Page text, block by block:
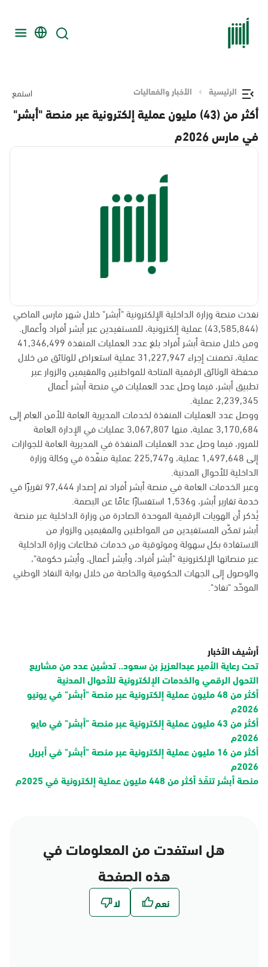
الرئيسية الأخبار والفعاليات استمع
أكثر من (43) مليون عملية إلكترونية عبر منصة "أبشر"
في مارس 2026م
نفذت منصة وزارة الداخلية الإلكترونية "أبشر" خلال شهر مارس الماضي
(43,585,844) عملية إلكترونية، للمستفيدين عبر أبشر أفراد وأعمال.
ومن خلال منصة أبشر أفراد بلغ عدد العمليات المنفذة 41,346,499
عملية، تضمنت إجراء 31,227,947 عملية استعراض للوثائق من خلال
محفظة الوثائق الرقمية المتاحة للمواطنين والمقيمين والزوار عبر
تطبيق أبشر، فيما وصل عدد العمليات في منصة أبشر أعمال
2,239,345 عملية.
ووصل عدد العمليات المنفذة لخدمات المديرية العامة للأمن العام إلى
3,170,684 عملية، منها 3,067,807 عمليات في الإدارة العامة
للمرور، فيما وصل عدد العمليات المنفذة في المديرية العامة للجوازات
إلى 1,497,648 عملية، و225,747 عملية منفّذة في وكالة وزارة
الداخلية للأحوال المدنية.
وعبر الخدمات العامة في منصة أبشر أفراد تم إصدار 97,444 تقريرًا في
خدمة تقارير أبشر، و1,536 استفسارًا عامًا عن البصمة.
يُذكر أن الهويات الرقمية الموحدة الصادرة من وزارة الداخلية عبر منصة
أبشر تمكّن المستفيدين من المواطنين والمقيمين والزوار من
الاستفادة بكل سهولة وموثوقية من خدمات قطاعات وزارة الداخلية
عبر منصاتها الإلكترونية "أبشر أفراد، وأبشر أعمال، وأبشر حكومة"،
والوصول إلى الجهات الحكومية والخاصة من خلال بوابة النفاذ الوطني
الموحّد "نفاذ".
أرشيف الأخبار
تحت رعاية الأمير عبدالعزيز بن سعود.. تدشين عدد من مشاريع
التحول الرقمي والخدمات الإلكترونية للأحوال المدنية
أكثر من 48 مليون عملية إلكترونية عبر منصة "أبشر" في يونيو
2026م
أكثر من 43 مليون عملية إلكترونية عبر منصة "أبشر" في مايو
2026م
أكثر من 16 مليون عملية إلكترونية عبر منصة "أبشر" في أبريل
2026م
منصة أبشر تنفّذ أكثر من 448 مليون عملية إلكترونية في 2025م
هل استفدت من المعلومات في
هذه الصفحة